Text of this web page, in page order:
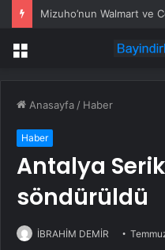
Menü
Anasayfa / Haber
Haber
Antalya
söndürüldü
İBRAHİM DEMİR